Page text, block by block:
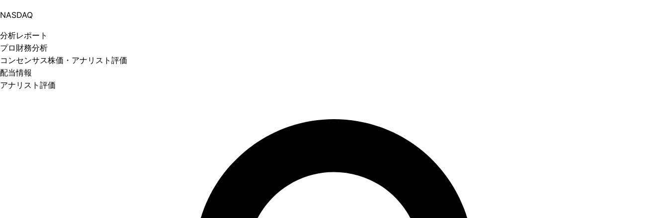
NASDAQ
分析レポート
プロ 財務分析
コンセンサス株価 ・アナリスト評価
配当情報
アナリスト評価